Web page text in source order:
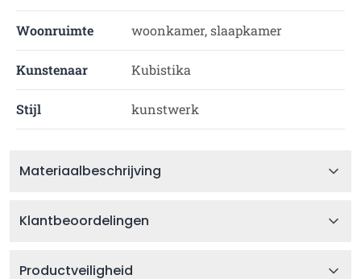
Woonruimte woonkamer, slaapkamer
Kunstenaar Kubistika
Stijl kunstwerk
Materiaalbeschrijving
Klantbeoordelingen
Productveiligheid